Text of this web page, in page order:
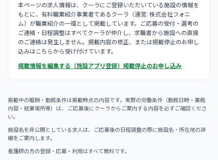
本ページの求人情報は、クーラにご登録いただいている施設の情報を
もとに、有料職業紹介事業者であるクーラ（運営: 株式会社フォニ
ム）が職業紹介の一環として掲載しています。ご応募の受付・選考の
ご連絡・日程調整はすべてクーラが仲介し、求職者から施設への直接
のご連絡は発生しません。掲載内容の修正、または掲載停止のお申し
込みはこちらから受け付けています。
掲載情報を編集する（施設アプリ登録） 掲載停止のお申し込み
掲載中の報酬・勤務条件は掲載時点の内容です。実際の労働条件（勤務日時・業務
内容・就業場所等）は、 ご応募後にクーラからご案内する内容を必ずご確認くださ
い。
施設名を非公開としている求人は、ご応募後の日程調整の際に施設名・所在地の詳
細をご案内します。
看護師の方の登録・応募・利用はすべて無料です。